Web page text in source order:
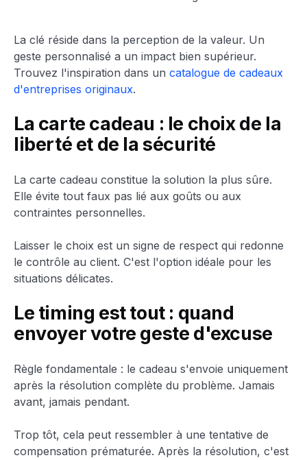
La clé réside dans la perception de la valeur. Un
geste personnalisé a un impact bien supérieur.
Trouvez l'inspiration dans un catalogue de cadeaux
d'entreprises originaux.
La carte cadeau : le choix de la
liberté et de la sécurité
La carte cadeau constitue la solution la plus sûre.
Elle évite tout faux pas lié aux goûts ou aux
contraintes personnelles.
Laisser le choix est un signe de respect qui redonne
le contrôle au client. C'est l'option idéale pour les
situations délicates.
Le timing est tout : quand
envoyer votre geste d'excuse
Règle fondamentale : le cadeau s'envoie uniquement
après la résolution complète du problème. Jamais
avant, jamais pendant.
Trop tôt, cela peut ressembler à une tentative de
compensation prématurée. Après la résolution, c'est